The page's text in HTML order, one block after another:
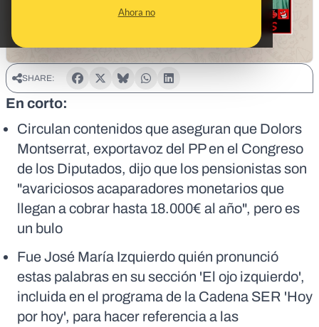
Ahora no
SHARE:
En corto:
Circulan contenidos que aseguran que Dolors
Montserrat, exportavoz del PP en el Congreso
de los Diputados, dijo que los pensionistas son
"avariciosos acaparadores monetarios que
llegan a cobrar hasta 18.000€ al año", pero es
un bulo
Fue José María Izquierdo quién pronunció
estas palabras en su sección 'El ojo izquierdo',
incluida en el programa de la Cadena SER 'Hoy
por hoy', para hacer referencia a las